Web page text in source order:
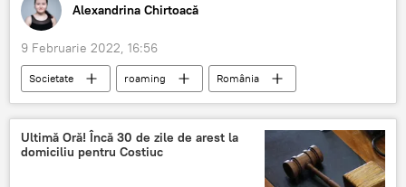
Alexandrina Chirtoacă
9 Februarie 2022, 16:56
Societate roaming
România
Acord
Știri din Moldova Guvern
Ultimă Oră! Încă 30 de zile de arest la
domiciliu pentru Costiuc